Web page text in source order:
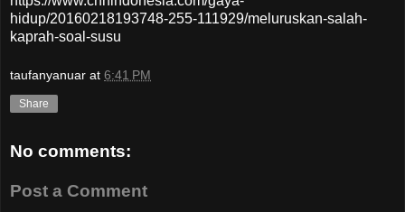
hidup/20160218193748-255-111929/meluruskan-salah-
kaprah-soal-susu
taufanyanuar at 6:41 PM
Share
No comments:
Post a Comment